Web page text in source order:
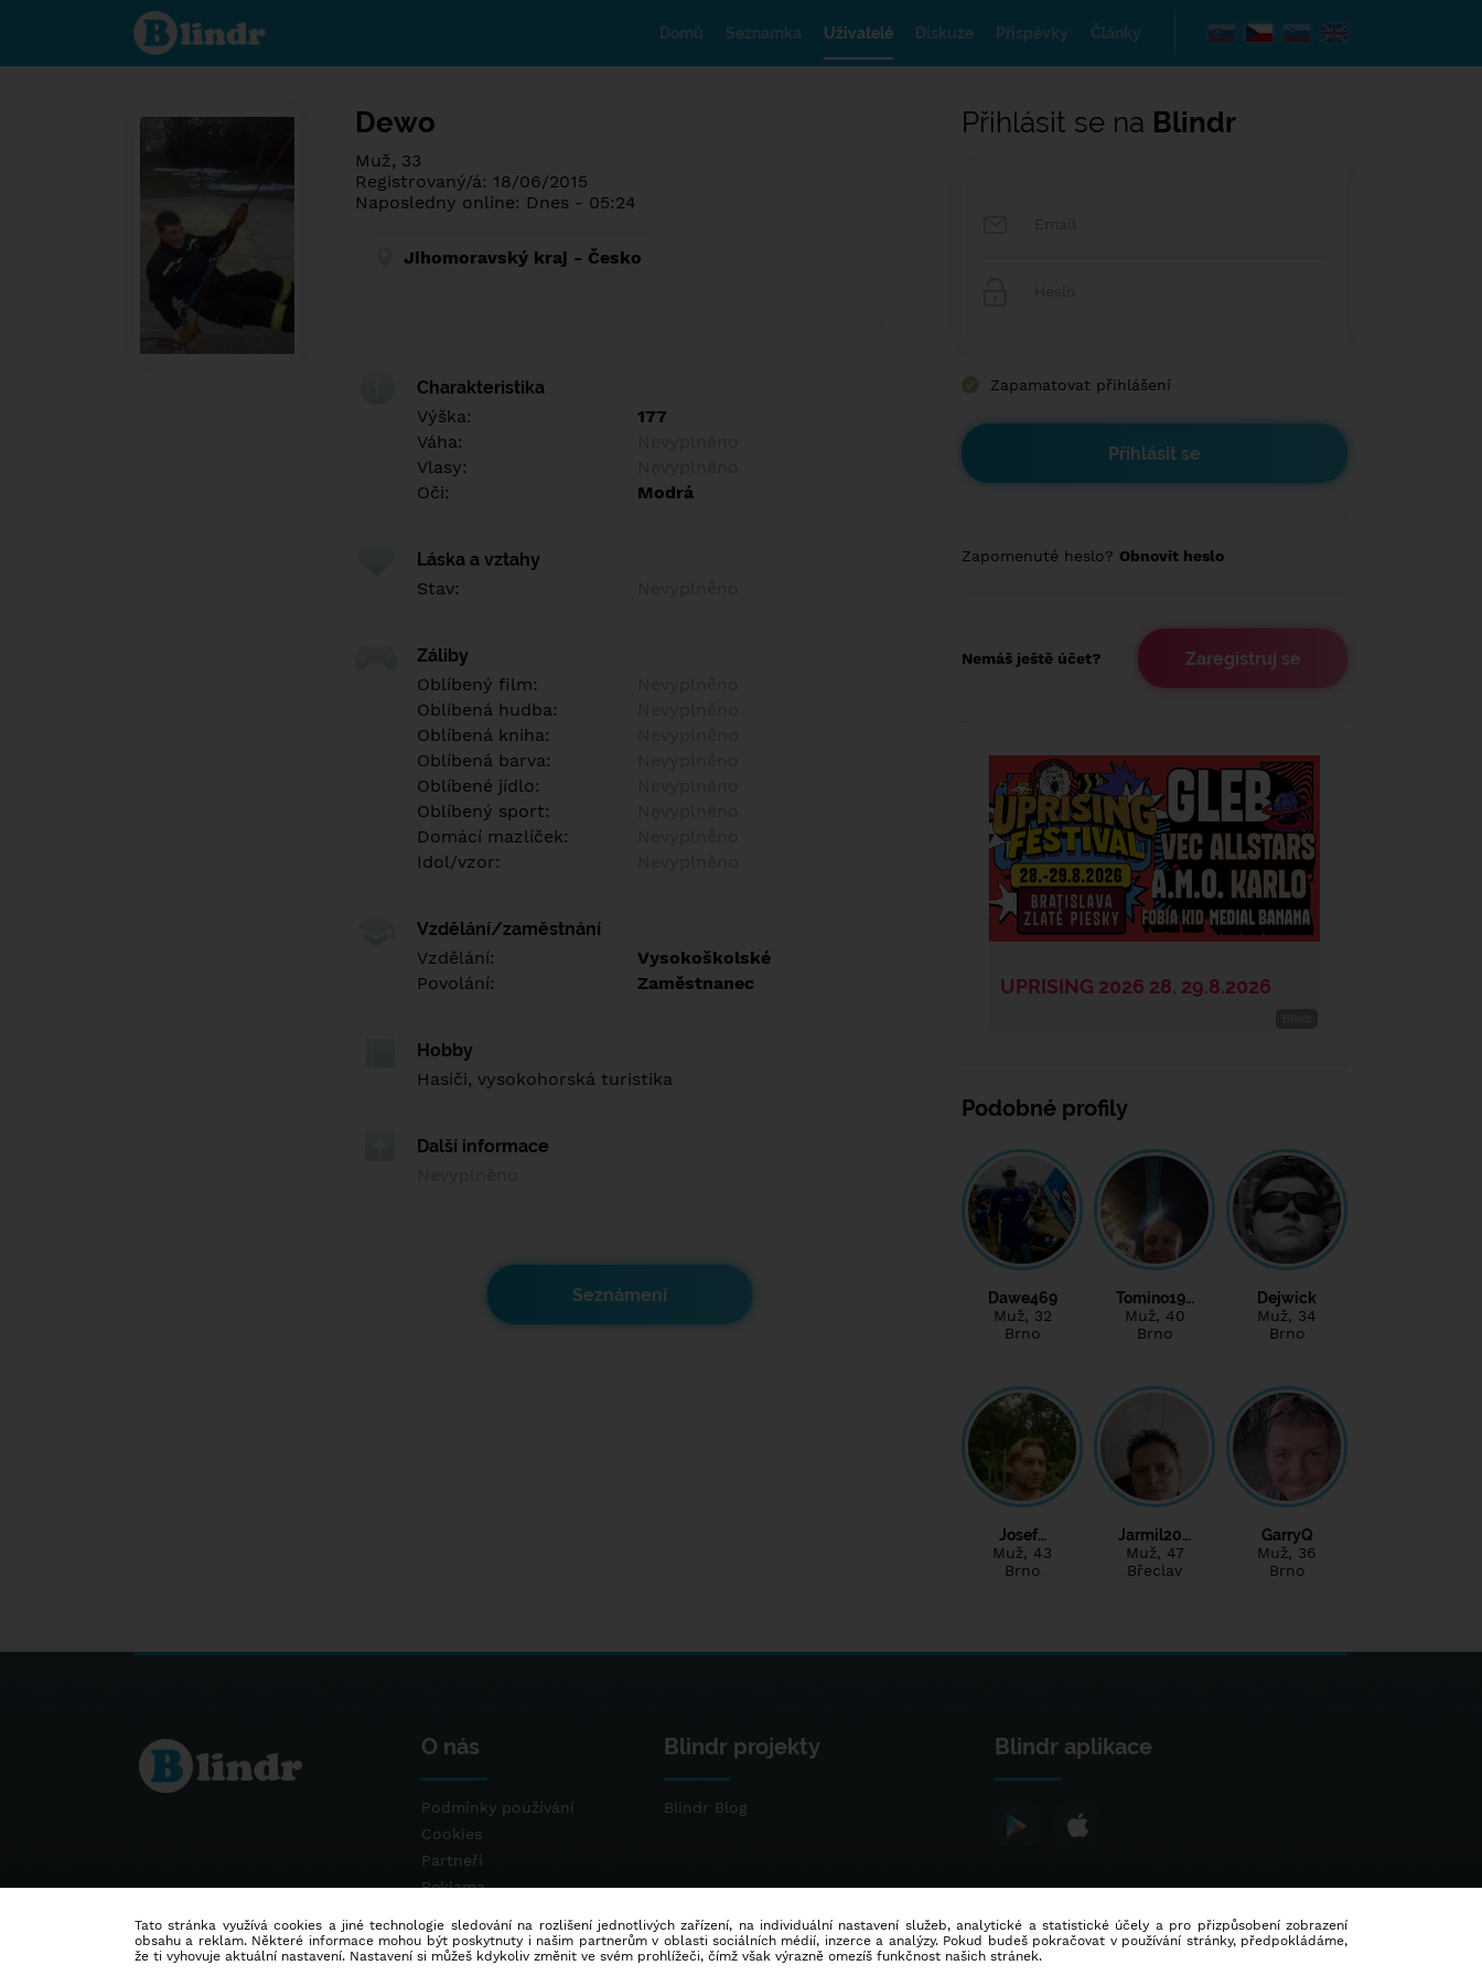
Poznej co je
pod maskou.
Seznamovací
Domů Seznamka Uživatelé Diskuze Příspěvky Články
Dewo
Muž, 33
Registrovaný/á: 18/06/2015
Naposledny online: Dnes - 05:24
Jihomoravský kraj - Česko
Charakteristika
Výška:
177
Váha:
Vlasy:
Oči:
Modrá
Láska a vztahy
Stav:
Záliby
Oblíbený film:
Oblíbená hudba:
Oblíbená kniha:
Oblíbená barva:
Oblíbené jídlo:
Oblíbený sport:
Domácí mazlíček:
Idol/vzor:
Vzdělání/zaměstnání
Vzdělání:
Vysokoškolské
Povolání:
Zaměstnanec
Hobby
Hasiči, vysokohorská turistika
Další informace
Seznámení
Přihlásit se na Blindr
Zapamatovat přihlášení
Zapomenuté heslo? Obnovit heslo
Nemáš ještě účet? Zaregistruj se
Podobné profily
Dawe469
Muž, 32
Brno
Tomino19…
Muž, 40
Brno
Dejwick
Muž, 34
Brno
Josef…
Muž, 43
Brno
Jarmil20…
Muž, 47
Břeclav
GarryQ
Muž, 36
Brno
O nás
Podmínky používání
Cookies
Partneři
Reklama
Blindr projekty
Blindr Blog
Blindr aplikace
Tato stránka využívá cookies a jiné technologie sledování na rozlišení jednotlivých zařízení, na individuální nastavení služeb, analytické a statistické účely a pro přizpůsobení zobrazení
obsahu a reklam. Některé informace mohou být poskytnuty i našim partnerům v oblasti sociálních médií, inzerce a analýzy. Pokud budeš pokračovat v používání stránky, předpokládáme,
že ti vyhovuje aktuální nastavení. Nastavení si můžeš kdykoliv změnit ve svém prohlížeči, čímž však výrazně omezíš funkčnost našich stránek.